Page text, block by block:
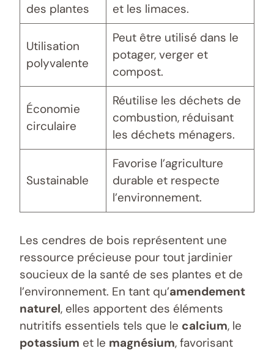
des plantes
et les limaces.
Utilisation
polyvalente
Peut être utilisé dans le
potager, verger et
compost.
Économie
circulaire
Réutilise les déchets de
combustion, réduisant
les déchets ménagers.
Sustainable
Favorise l’agriculture
durable et respecte
l’environnement.
Les cendres de bois représentent une
ressource précieuse pour tout jardinier
soucieux de la santé de ses plantes et de
l’environnement. En tant qu’amendement
naturel, elles apportent des éléments
nutritifs essentiels tels que le calcium, le
potassium et le magnésium, favorisant